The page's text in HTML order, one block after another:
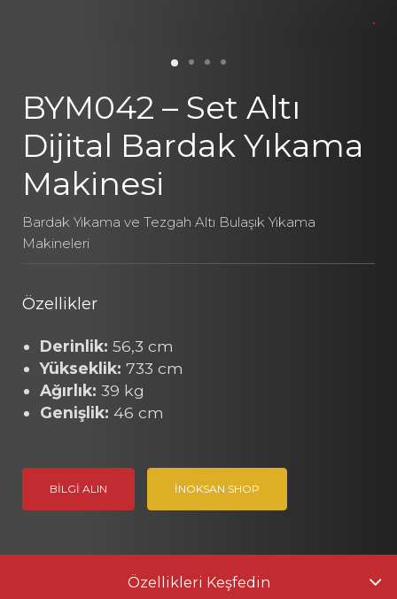
BYM042 – Set Altı
Dijital Bardak Yıkama
Makinesi
Bardak Yıkama ve Tezgah Altı Bulaşık Yıkama
Makineleri
Özellikler
Derinlik: 56,3 cm
Yükseklik: 733 cm
Ağırlık: 39 kg
Genişlik: 46 cm
BILGI ALIN İNOKSAN SHOP
Özellikleri Keşfedin